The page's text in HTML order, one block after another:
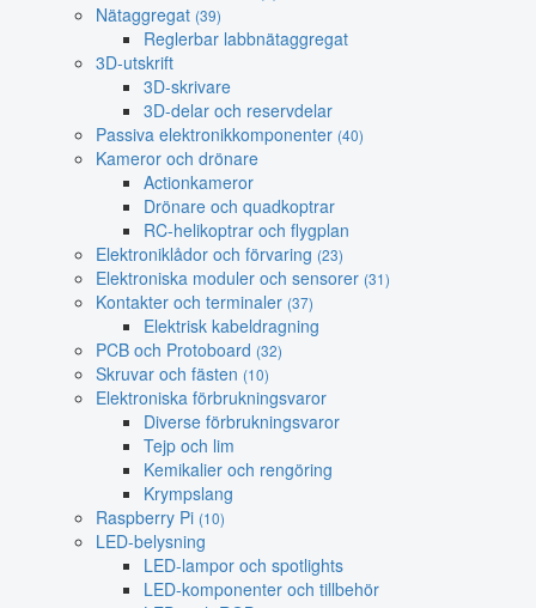
Nätaggregat (39)
Reglerbar labbnätaggregat
3D-utskrift
3D-skrivare
3D-delar och reservdelar
Passiva elektronikkomponenter (40)
Kameror och drönare
Actionkameror
Drönare och quadkoptrar
RC-helikoptrar och flygplan
Elektroniklådor och förvaring (23)
Elektroniska moduler och sensorer (31)
Kontakter och terminaler (37)
Elektrisk kabeldragning
PCB och Protoboard (32)
Skruvar och fästen (10)
Elektroniska förbrukningsvaror
Diverse förbrukningsvaror
Tejp och lim
Kemikalier och rengöring
Krympslang
Raspberry Pi (10)
LED-belysning
LED-lampor och spotlights
LED-komponenter och tillbehör